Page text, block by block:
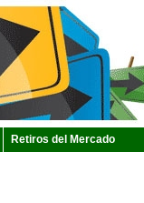
Retiros del Mercado